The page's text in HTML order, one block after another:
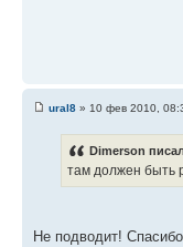
ural8 » 10 фев 2010,
Dimerson
там должен быть
Не подводит!